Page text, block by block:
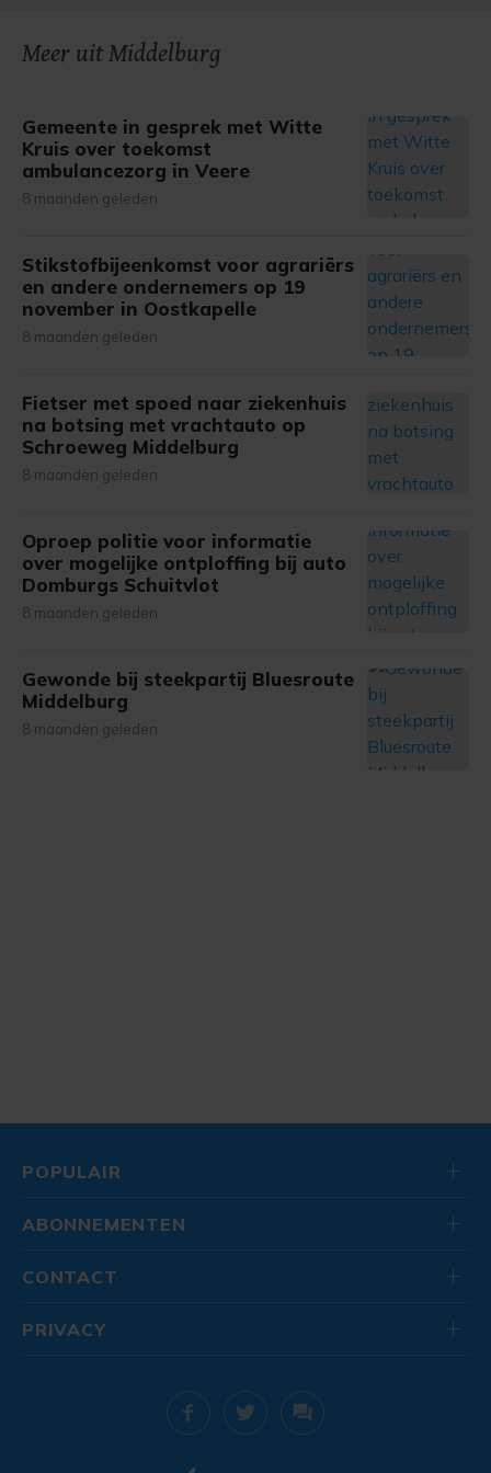
Meer uit Middelburg
Gemeente in gesprek met Witte
Kruis over toekomst
ambulancezorg in Veere
8 maanden geleden
Stikstofbijeenkomst voor agrariërs
en andere ondernemers op 19
november in Oostkapelle
8 maanden geleden
Fietser met spoed naar ziekenhuis
na botsing met vrachtauto op
Schroeweg Middelburg
8 maanden geleden
Oproep politie voor informatie
over mogelijke ontploffing bij auto
Domburgs Schuitvlot
8 maanden geleden
Gewonde bij steekpartij Bluesroute
Middelburg
8 maanden geleden
POPULAIR
ABONNEMENTEN
CONTACT
PRIVACY